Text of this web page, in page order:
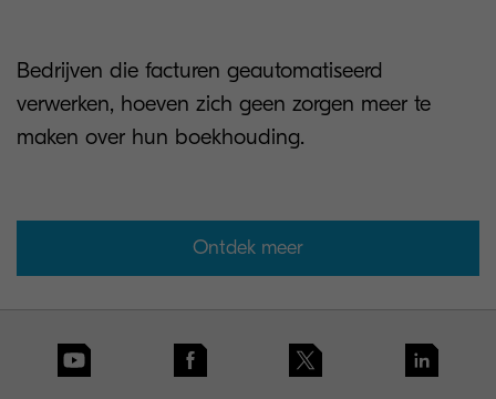
Bedrijven die facturen geautomatiseerd
verwerken, hoeven zich geen zorgen meer te
maken over hun boekhouding.
Ontdek meer